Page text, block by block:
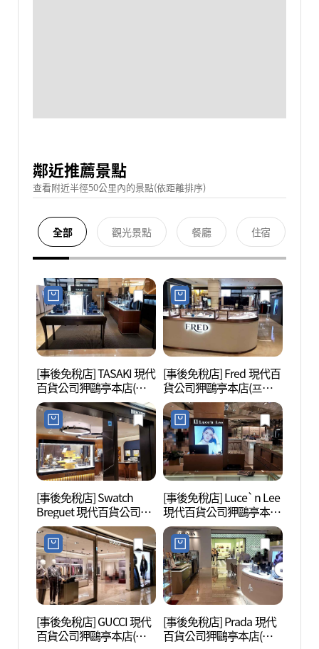
鄰近推薦景點
查看附近半徑50公里內的景點(依距離排序)
全部 觀光景點 餐廳 住宿
[事後免稅店] TASAKI 現代
百貨公司狎鷗亭本店(타
사키 현대백화점 압구정
본점)
[事後免稅店] Fred 現代百
貨公司狎鷗亭本店(프레
드 현대백화점 압구정 본
점)
[事後免稅店] Swatch
Breguet 現代百貨公司狎
鷗亭本店(브레게 현대백
화점 압구정본점)
[事後免稅店] Luce`n Lee
現代百貨公司狎鷗亭本店
(루첸리 현대백화점 압구
정본점)
[事後免稅店] GUCCI 現代
百貨公司狎鷗亭本店(구
[事後免稅店] Prada 現代
百貨公司狎鷗亭本店(프